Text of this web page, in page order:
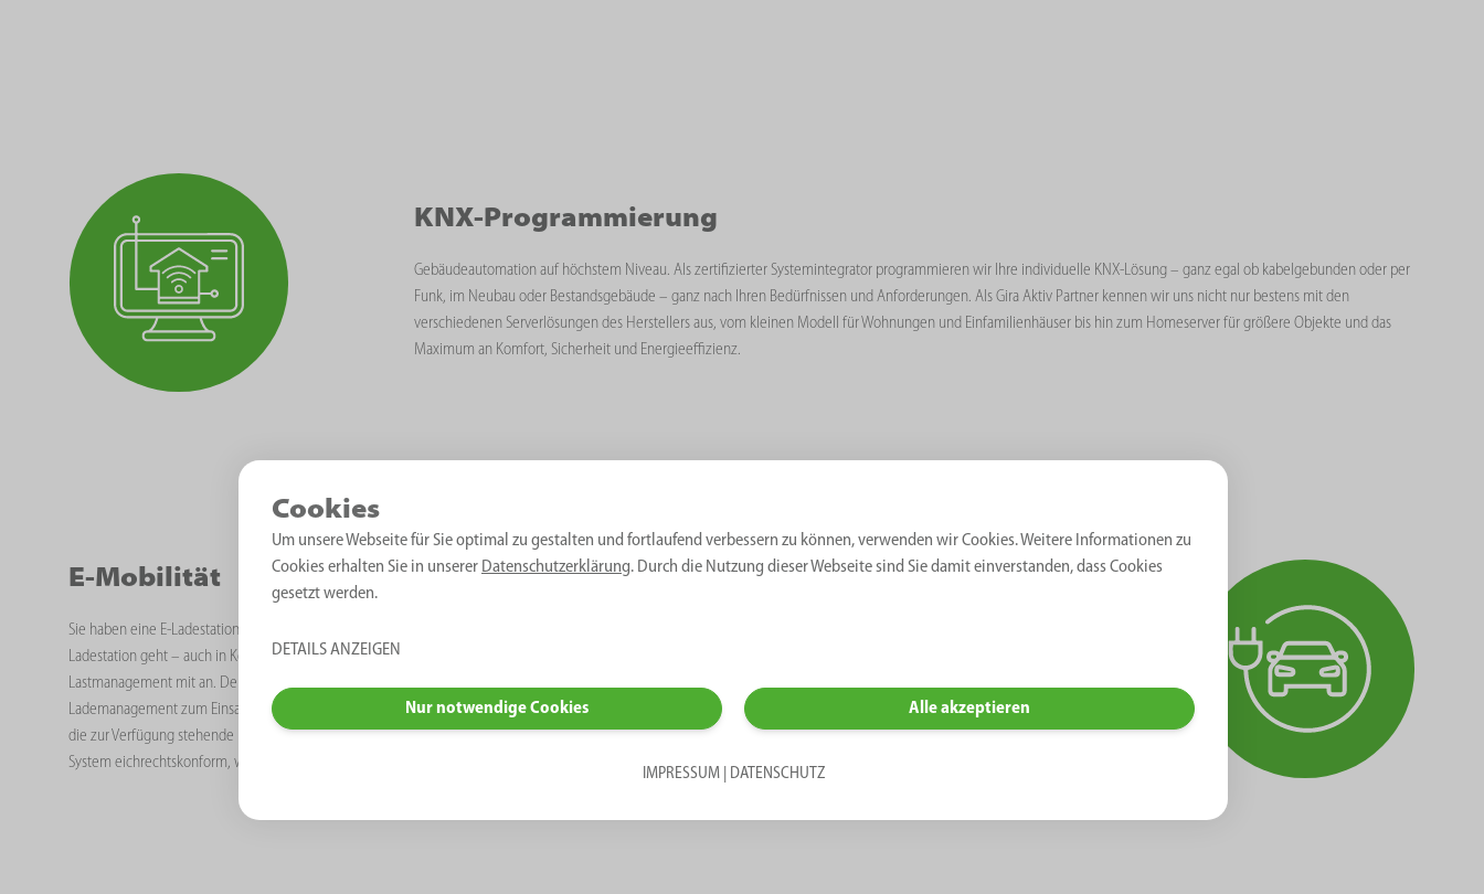
KNX-Programmierung
Gebäudeautomation auf höchstem Niveau. Als zertifizierter Systemintegrator programmieren wir Ihre individuelle KNX-Lösung – ganz egal ob kabelgebunden oder per
Funk, im Neubau oder Bestandsgebäude – ganz nach Ihren Bedürfnissen und Anforderungen. Als Gira Aktiv Partner kennen wir uns nicht nur bestens mit den
verschiedenen Serverlösungen des Herstellers aus, vom kleinen Modell für Wohnungen und Einfamilienhäuser bis hin zum Homeserver für größere Objekte und das
Maximum an Komfort, Sicherheit und Energieeffizienz.
E-Mobilität
Sie haben eine E-Ladestation gekauft oder planen eine zu kaufen? Wir sind Ihr Ansprechpartner, wenn es um die Inbetriebnahme Ihrer privaten oder öffentlichen E-
Ladestation geht – auch in Kombination mit öffentlichen Fördergeldern. Im Bereich Mehrfamilienhäuser und Gewerbe bieten wir Ihnen gerne auch ein
Lastmanagement mit an. Denn, wenn ein E-Auto lädt, ist es nicht der einzige Verbraucher im Unternehmen bzw. in der Immobilie. Genau hier kommt das Last- und
Lademanagement zum Einsatz – was dafür sorgt, dass die Netzanschlussleistung des Gebäudes zu keiner Zeit überschritten wird. Stattdessen wird sichergestellt, dass
die zur Verfügung stehende Leistung optimal auf alle Verbraucher verteilt wird. So werden u. a. auch teure Lastspitzen vermieden. Über das Lastmanagement ist das
System eichrechtskonform, wodurch z. B. eine Abrechnung über die Hausverwaltung per Weboberfläche möglich wird.
Cookies
Um unsere Webseite für Sie optimal zu gestalten und fortlaufend verbessern zu können, verwenden wir Cookies. Weitere Informationen zu
Cookies erhalten Sie in unserer Datenschutzerklärung. Durch die Nutzung dieser Webseite sind Sie damit einverstanden, dass Cookies
gesetzt werden.
Nur notwendige Cookies
DETAILS ANZEIGEN
Alle akzeptieren
IMPRESSUM| DATENSCHUTZ